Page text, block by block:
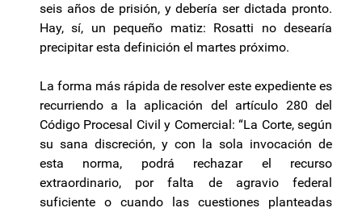
seis años de prisión, y debería ser dictada pronto.
Hay, sí, un pequeño matiz: Rosatti no desearía
precipitar esta definición el martes próximo.
La forma más rápida de resolver este expediente es
recurriendo a la aplicación del artículo 280 del
Código Procesal Civil y Comercial: “La Corte, según
su sana discreción, y con la sola invocación de
esta norma, podrá rechazar el recurso
extraordinario, por falta de agravio federal
suficiente o cuando las cuestiones planteadas